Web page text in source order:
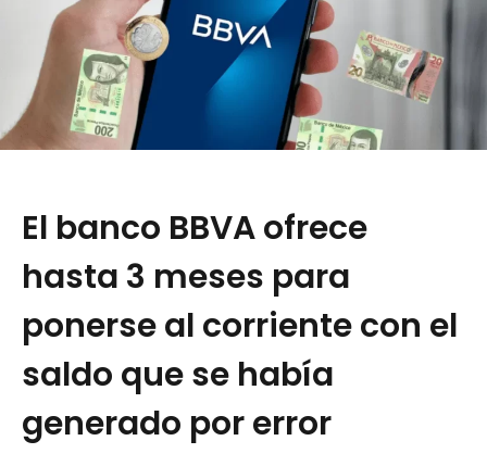
El banco BBVA ofrece
hasta 3 meses para
ponerse al corriente con el
saldo que se había
generado por error